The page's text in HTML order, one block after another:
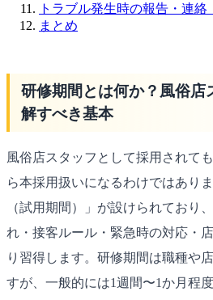
トラブル発生時の報告・連絡
まとめ
研修期間とは何か？風俗店
解すべき基本
風俗店スタッフとして採用されて
ら本採用扱いになるわけではあり
（試用期間）」が設けられており
れ・接客ルール・緊急時の対応・
り習得します。研修期間は職種や
すが、一般的には1週間〜1か月程